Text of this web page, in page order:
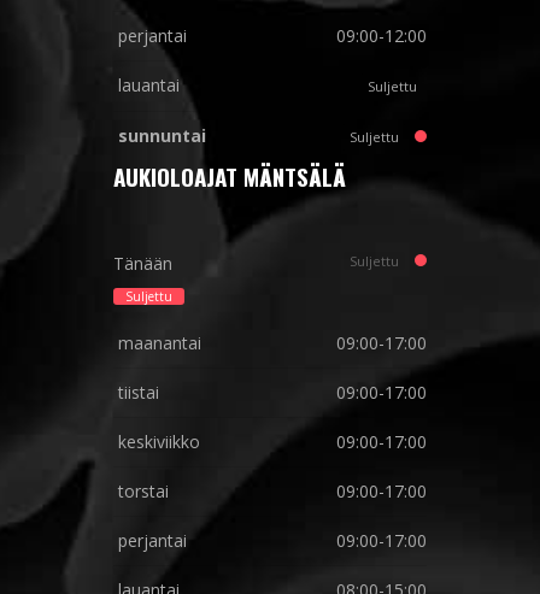
perjantai 09:00-12:00
lauantai Suljettu
sunnuntai Suljettu
AUKIOLOAJAT MÄNTSÄLÄ
Tänään
Suljettu
Suljettu
maanantai 09:00-17:00
tiistai 09:00-17:00
keskiviikko 09:00-17:00
torstai 09:00-17:00
perjantai 09:00-17:00